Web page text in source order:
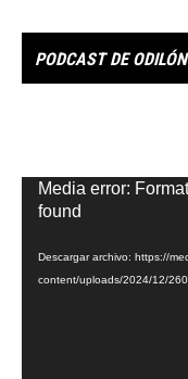
PODCAST DE
Reproductor
de
Media error:
found
Descargar archivo: https://
content/uploads/2024/12/